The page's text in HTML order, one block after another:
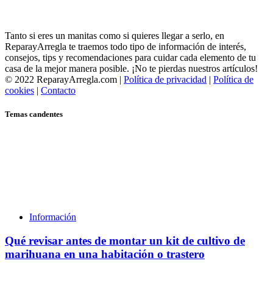
Tanto si eres un manitas como si quieres llegar a serlo, en
ReparayArregla te traemos todo tipo de información de interés,
consejos, tips y recomendaciones para cuidar cada elemento de tu
casa de la mejor manera posible. ¡No te pierdas nuestros artículos!
© 2022 ReparayArregla.com | Política de privacidad | Política de
cookies | Contacto
Temas candentes
Información
Qué revisar antes de montar un kit de cultivo de
marihuana en una habitación o trastero